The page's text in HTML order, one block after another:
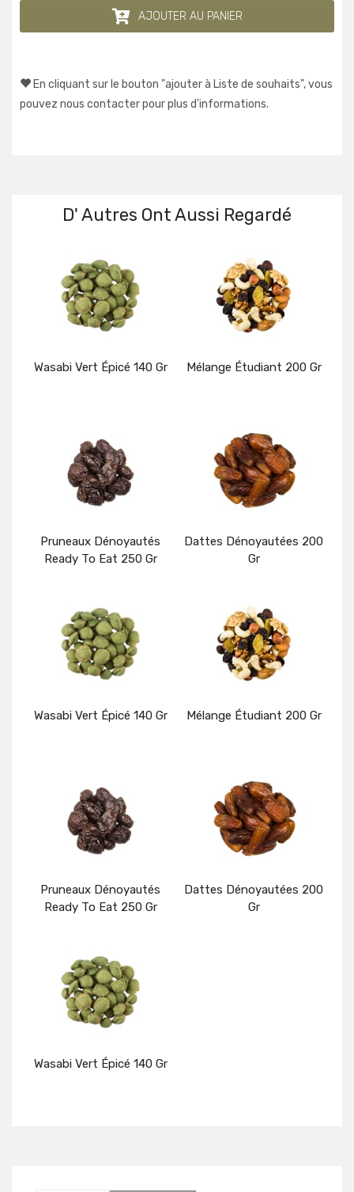
AJOUTER AU PANIER
En cliquant sur le bouton "ajouter à Liste de souhaits", vous
pouvez nous contacter pour plus d'informations.
D' Autres Ont Aussi Regardé
Wasabi Vert Épicé 140 Gr
Détails
Mélange Étudiant 200 Gr
Détails
Pruneaux Dénoyautés
Ready To Eat 250 Gr
Détails
Dattes Dénoyautées 200
Gr
Détails
Wasabi Vert Épicé 140 Gr
Détails
Mélange Étudiant 200 Gr
Détails
Pruneaux Dénoyautés
Ready To Eat 250 Gr
Détails
Dattes Dénoyautées 200
Gr
Wasabi Vert Épicé 140 Gr